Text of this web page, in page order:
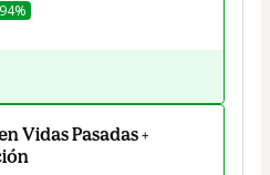
94%
Vidas Pasadas +